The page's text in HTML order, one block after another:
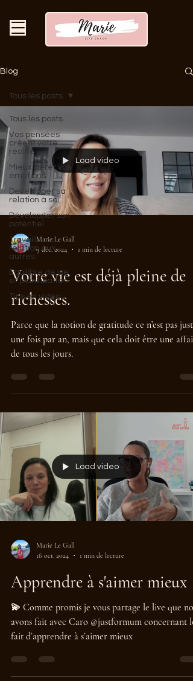
Blog
Tous les posts
Vos pensées
créent votre
réalité
Mieux gérer vos
émotions
Developper sa
relation à soi
Développer son
potentiel
Travailler sa
relation aux
autres
Equilibre de vie
et planification
Tips en vidéo
Tous les posts
Load video
Marie Le Gall
9 déc. 2024
1 min de lecture
Votre vie est déjà pleine de
richesses.
Parce que la notion de gratitude ce n’est pas juste
une fois par an, mais que cela doit être une
de tous les jours.
Load video
Marie Le Gall
16 oct. 2024
1 min de lecture
Apprendre à s'aimer mieux
💫 Comme promis je vous partage le live que
avons fait avec Caro @justformum concernant le
fait d’apprendre à s’aimer mieux